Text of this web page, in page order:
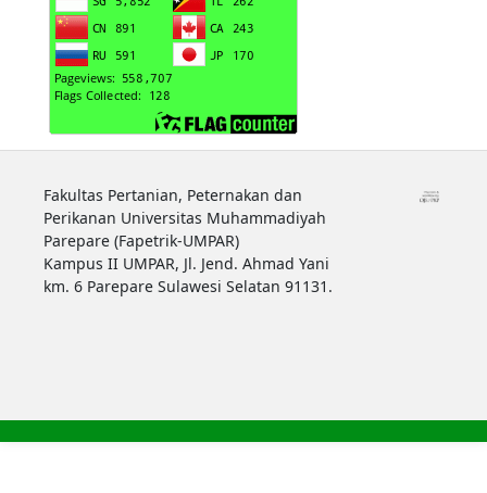
Fakultas Pertanian, Peternakan dan
Perikanan Universitas Muhammadiyah
Parepare (Fapetrik-UMPAR)
Kampus II UMPAR, Jl. Jend. Ahmad Yani
km. 6 Parepare Sulawesi Selatan 91131.